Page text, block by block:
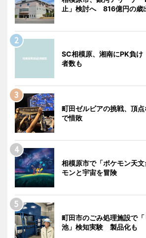
止」検討へ 816億円の歳
SC相模原、湘南にPK負
者数も
町田ゼルビアの挑戦、頂
で惜敗
相模原市で「ポケモン天
モンと宇宙を冒険
町田市のごみ処理施設で
池」検知実験 製品化も